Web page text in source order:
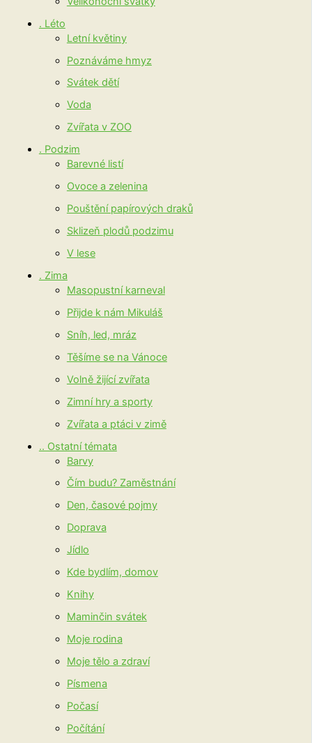
. Léto
Letní květiny
Poznáváme hmyz
Svátek dětí
Voda
Zvířata v ZOO
. Podzim
Barevné listí
Ovoce a zelenina
Pouštění papírových draků
Sklizeň plodů podzimu
V lese
. Zima
Masopustní karneval
Přijde k nám Mikuláš
Sníh, led, mráz
Těšíme se na Vánoce
Volně žijící zvířata
Zimní hry a sporty
Zvířata a ptáci v zimě
.. Ostatní témata
Barvy
Čím budu? Zaměstnání
Den, časové pojmy
Doprava
Jídlo
Kde bydlím, domov
Knihy
Maminčin svátek
Moje rodina
Moje tělo a zdraví
Písmena
Počasí
Počítání